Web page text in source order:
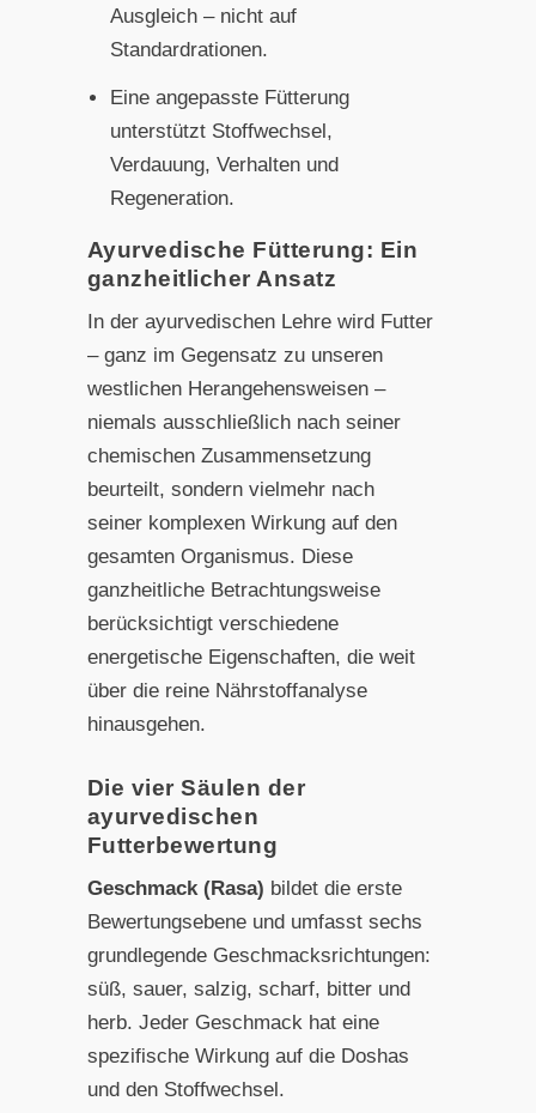
Ausgleich – nicht auf
Standardrationen.
Eine angepasste Fütterung
unterstützt Stoffwechsel,
Verdauung, Verhalten und
Regeneration.
Ayurvedische Fütterung: Ein
ganzheitlicher Ansatz
In der ayurvedischen Lehre wird Futter
– ganz im Gegensatz zu unseren
westlichen Herangehensweisen –
niemals ausschließlich nach seiner
chemischen Zusammensetzung
beurteilt, sondern vielmehr nach
seiner komplexen Wirkung auf den
gesamten Organismus. Diese
ganzheitliche Betrachtungsweise
berücksichtigt verschiedene
energetische Eigenschaften, die weit
über die reine Nährstoffanalyse
hinausgehen.
Die vier Säulen der
ayurvedischen
Futterbewertung
Geschmack (Rasa) bildet die erste
Bewertungsebene und umfasst sechs
grundlegende Geschmacksrichtungen:
süß, sauer, salzig, scharf, bitter und
herb. Jeder Geschmack hat eine
spezifische Wirkung auf die Doshas
und den Stoffwechsel.